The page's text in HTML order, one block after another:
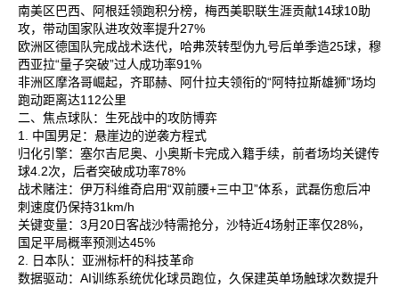
南美区‌巴西、阿根廷领跑积分榜，梅西美职联生涯贡献14球10助
攻，带动国家队进攻效率提升27%‌
欧洲区‌德国队完成战术迭代，哈弗茨转型伪九号后单季造25球，穆
西亚拉“量子突破”过人成功率91%‌
非洲区‌摩洛哥崛起，齐耶赫、阿什拉夫领衔的“阿特拉斯雄狮”场均
跑动距离达112公里‌
二、焦点球队：生死战中的攻防博弈
1. 中国男足：悬崖边的逆袭方程式
归化引擎‌：塞尔吉尼奥、小奥斯卡完成入籍手续，前者场均关键传
球4.2次，后者突破成功率78%‌
战术赌注‌：伊万科维奇启用“双前腰+三中卫”体系，武磊伤愈后冲
刺速度仍保持31km/h‌
关键变量‌：3月20日客战沙特需抢分，沙特近4场射正率仅28%，
国足平局概率预测达45%‌
2. 日本队：亚洲标杆的科技革命
数据驱动‌：AI训练系统优化球员跑位，久保建英单场触球次数提升